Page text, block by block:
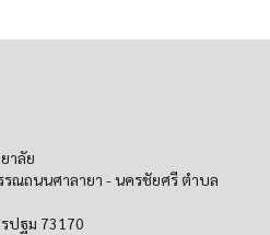
าลัย
ณถนนศาลายา - นครชัยศรี ตำบล
ปฐม 73170